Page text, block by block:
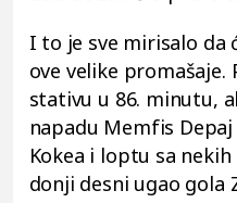
I to je sve mirisalo da
ove velike
stativu u 86. minutu,
napadu Memfis
Kokea i loptu sa
donji desni ugao gola